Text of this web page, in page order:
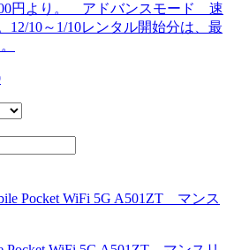
円より。 アドバンスモード 速
10～1/10レンタル開始分は、最